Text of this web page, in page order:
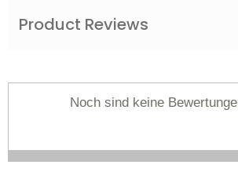
Product Reviews
Noch sind keine